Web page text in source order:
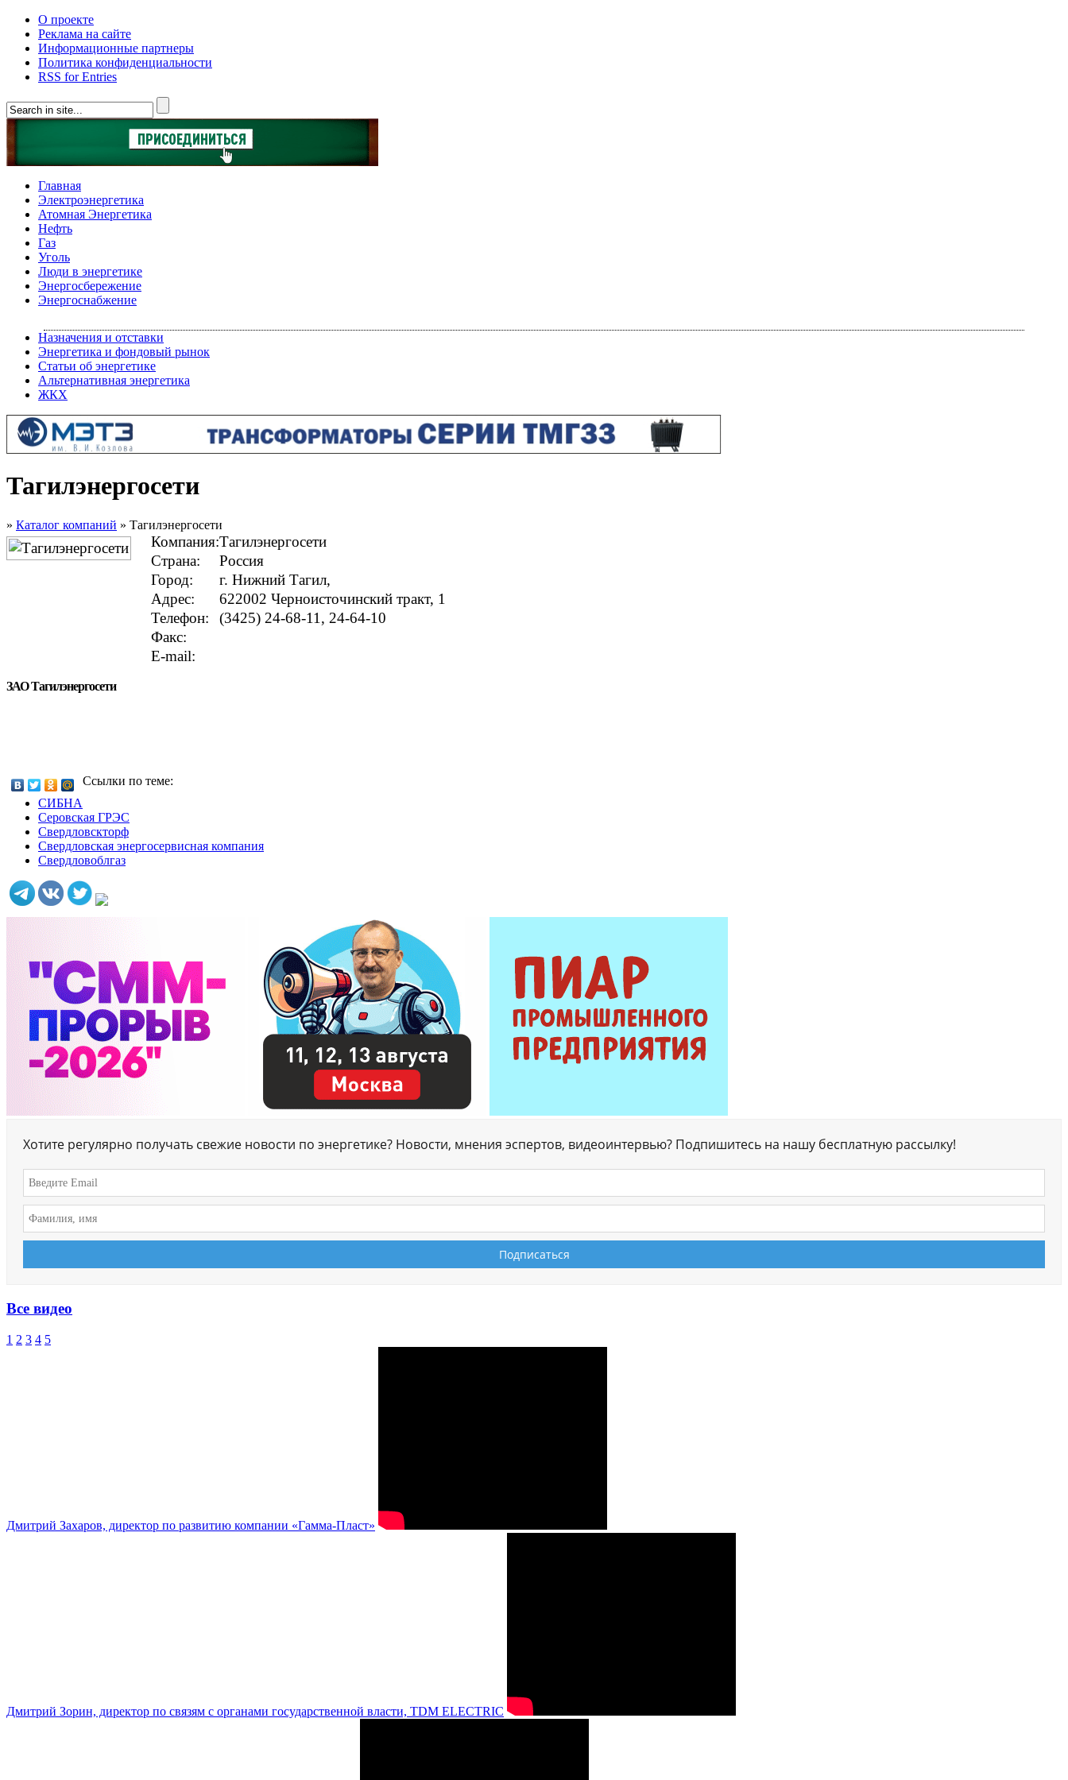
О проекте
Реклама на сайте
Информационные партнеры
Политика конфиденциальности
RSS for Entries
Главная
Электроэнергетика
Атомная Энергетика
Нефть
Газ
Уголь
Люди в энергетике
Энергосбережение
Энергоснабжение
Назначения и отставки
Энергетика и фондовый рынок
Статьи об энергетике
Альтернативная энергетика
ЖКХ
Тагилэнергосети
» Каталог компаний » Тагилэнергосети
Компания:Тагилэнергосети
Страна:
Россия
Город:
г. Нижний Тагил,
Адрес:
622002 Черноисточинский тракт, 1
Телефон:
(3425) 24-68-11, 24-64-10
Факс:
E-mail:
ЗАО Тагилэнергосети
Ссылки по теме:
СИБНА
Серовская ГРЭС
Свердловскторф
Свердловская энергосервисная компания
Свердловоблгаз
Хотите регулярно получать свежие новости по энергетике? Новости, мнения эспертов, видеоинтервью? Подпишитесь на нашу бесплатную рассылку!
Все видео
1 2 3 4 5
Дмитрий Захаров, директор по развитию компании «Гамма-Пласт»
Дмитрий Зорин, директор по связям с органами государственной власти, TDM ELECTRIC